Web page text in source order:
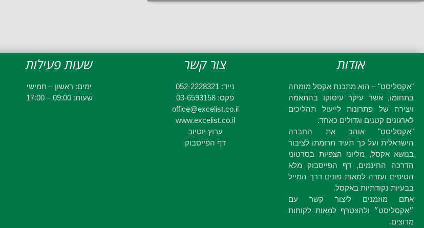
אודות
"אקסליסט" – הוא מתכנת אקסל מומחה
בתחומו, אשר עיקר עיסוקו בהתאמה
ויצירה של פתרונות לייעול תהליכים
לארגונים קטנים וגדולים כאחד.
"אקסליסט" אוהב את החברה
הישראלית ועל כך תעיד תרומתו לציבור
בנושא אקסל, מליוני הצפיות בסרטוני
הדרכה החינמים, דף הפייסבוק מלא
הטיפים ועזרה למאות פונים דרך המייל
בבעיות נקודתיות באקסל.
אתם מוזמנים ליצור קשר עם
״אקסליסט״ ולהצטרף למאות לקוחות
מרוצים.
צור קשר
נייד: 052-2228321
פקס: 03-6593158
office@excelist.co.il
www.excelist.co.il
ערוץ יוטיוב
דף הפייסבוק
שעות פעילות
ימים: ראשון – חמישי
שעות: 09:00 – 17:00